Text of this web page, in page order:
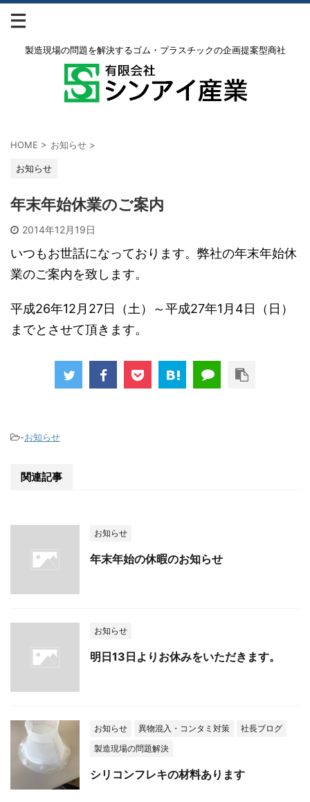
製造現場の問題を解決するゴム・プラスチックの企画提案型商社
HOME > お知らせ >
お知らせ
年末年始休業のご案内
2014年12月19日
いつもお世話になっております。弊社の年末年始休
業のご案内を致します。
平成26年12月27日（土）～平成27年1月4日（日）
までとさせて頂きます。
-お知らせ
関連記事
お知らせ
年末年始の休暇のお知らせ
お知らせ
明日13日よりお休みをいただきます。
お知らせ 異物混入・コンタミ対策
社長ブログ
製造現場の問題解決
シリコンフレキの材料あります